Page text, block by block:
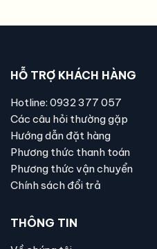
HỖ TRỢ KHÁCH HÀNG
Hotline: 0932 377 057
Các câu hỏi thường gặp
Hướng dẫn đặt hàng
Phương thức thanh toán
Phương thức vận chuyển
Chính sách đổi trả
THÔNG TIN